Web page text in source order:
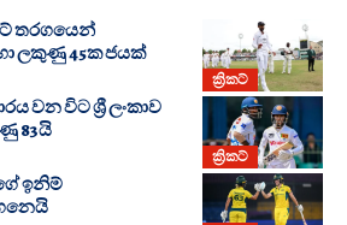
ක්‍රිකට්
තරගයෙන්
ලකුණු 45ක ජයක්
ක්‍රිකට්
වන විට ශ්‍රී ලංකාව
83යි
ඉනිම්